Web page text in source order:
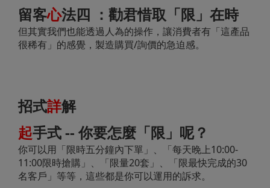
留客心法四 ：勸君惜取「限」在時
但其實我們也能透過人為的操作，讓消費者有「這產品
很稀有」的感覺，製造購買/詢價的急迫感。
招式詳解
起手式 -- 你要怎麼「限」呢？
你可以用「限時五分鐘內下單」、「每天晚上10:00-
11:00限時搶購」、「限量20套」、「限最快完成的30
名客戶」等等，這些都是你可以運用的訴求。